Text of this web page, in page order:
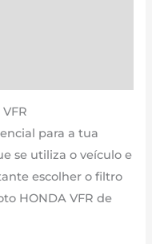
para a tua
se utiliza o veículo e
escolher o filtro
HONDA VFR de